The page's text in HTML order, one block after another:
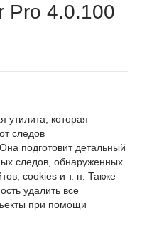
Pro 4.0.100
утилита, которая
следов
подготовит детальный
следов, обнаруженных
cookies и т. п. Также
удалить все
при помощи